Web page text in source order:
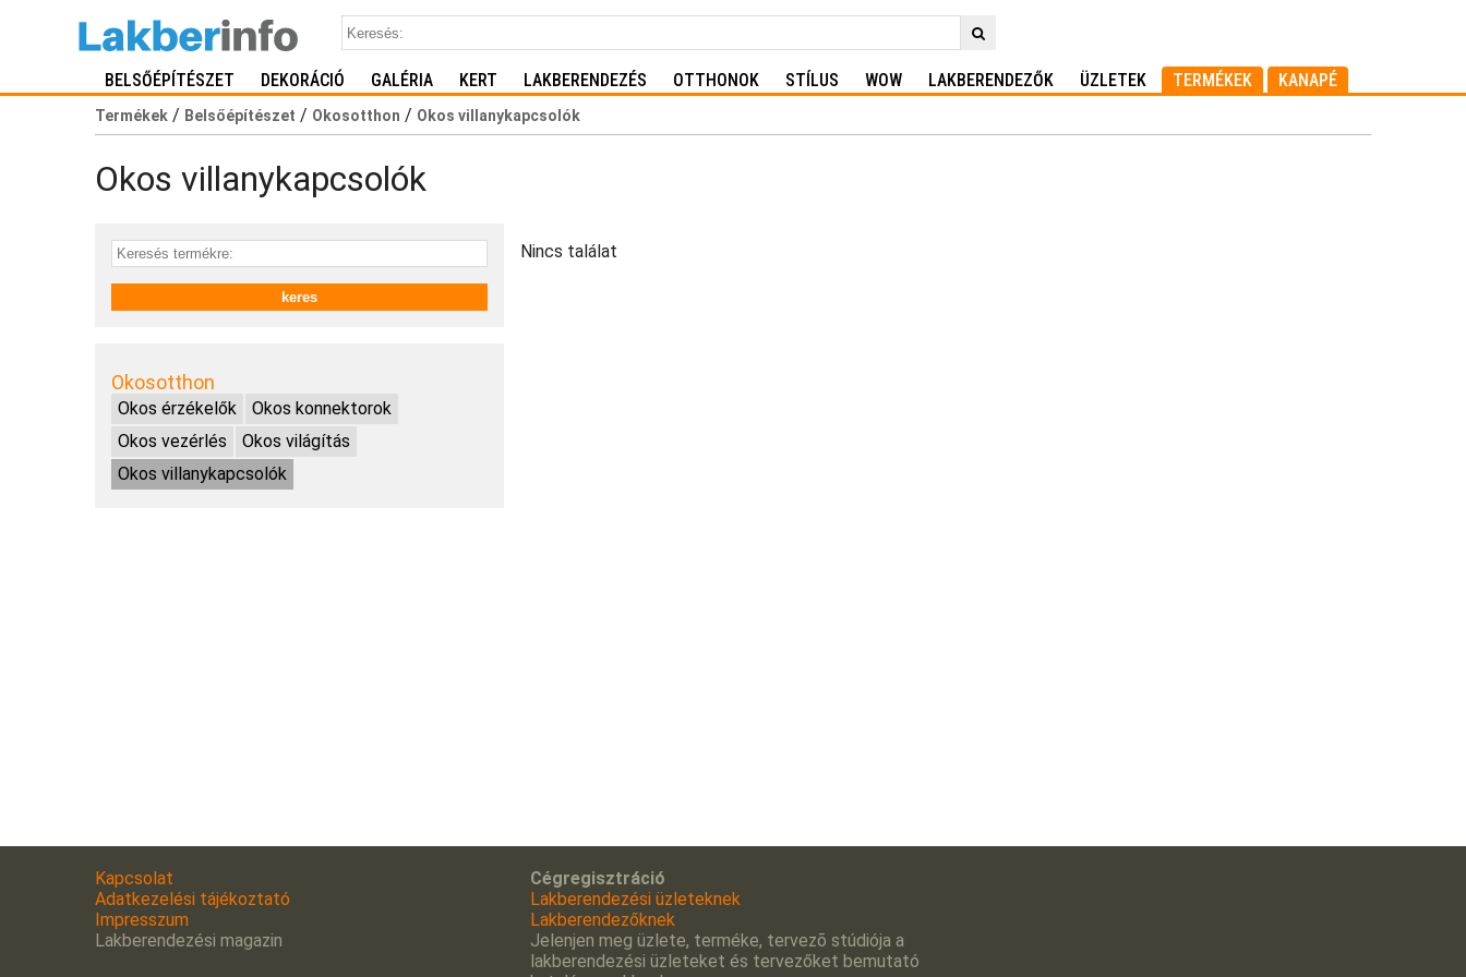
BELSŐÉPÍTÉSZET DEKORÁCIÓ GALÉRIA KERT LAKBERENDEZÉS OTTHONOK STÍLUS WOW LAKBERENDEZŐK ÜZLETEK TERMÉKEK KANAPÉ
Termékek / Belsőépítészet / Okosotthon / Okos villanykapcsolók
Okos villanykapcsolók
Okosotthon
Okos érzékelők
Okos konnektorok
Okos vezérlés
Okos világítás
Okos villanykapcsolók
Nincs találat
Kapcsolat
Adatkezelési tájékoztató
Impresszum
Lakberendezési magazin
Cégregisztráció
Lakberendezési üzleteknek
Lakberendezőknek
Jelenjen meg üzlete, terméke, tervezõ stúdiója a
lakberendezési üzleteket és tervezőket bemutató